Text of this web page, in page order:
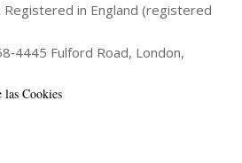
Registered in England (registered
Fulford Road, London,
las Cookies